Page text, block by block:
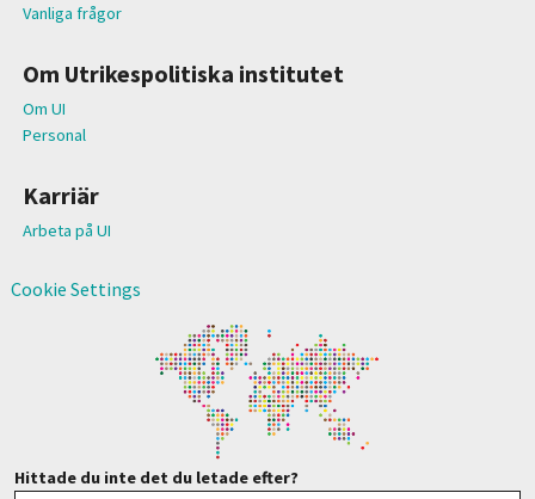
Vanliga frågor
Om Utrikespolitiska institutet
Om UI
Personal
Karriär
Arbeta på UI
Cookie Settings
Hittade du inte det du letade efter?